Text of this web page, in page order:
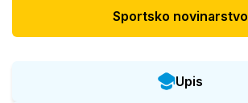
Sportsko novinarstvo
Upis